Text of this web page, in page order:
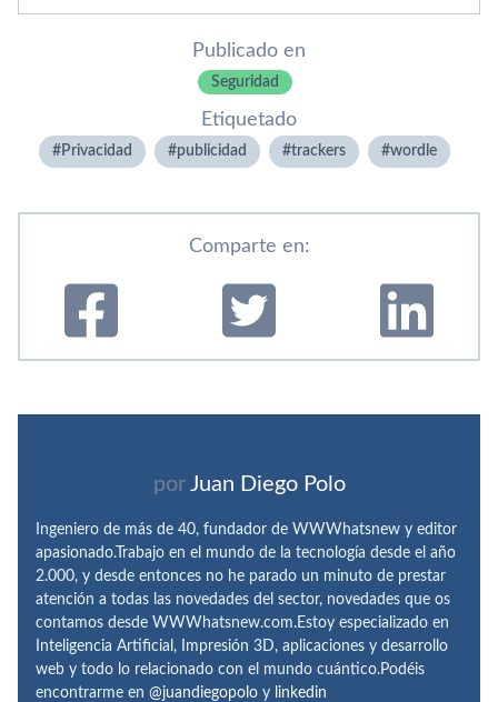
Publicado en
Seguridad
Etiquetado
Privacidad publicidad trackers wordle
Comparte en:
por Juan Diego Polo
Ingeniero de más de 40, fundador de WWWhatsnew y editor
apasionado.Trabajo en el mundo de la tecnología desde el año
2.000, y desde entonces no he parado un minuto de prestar
atención a todas las novedades del sector, novedades que os
contamos desde WWWhatsnew.com.Estoy especializado en
Inteligencia Artificial, Impresión 3D, aplicaciones y desarrollo
web y todo lo relacionado con el mundo cuántico.Podéis
encontrarme en @juandiegopolo y linkedin